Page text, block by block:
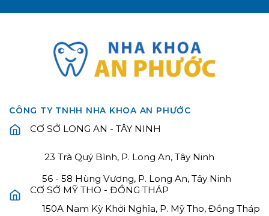
CÔNG TY TNHH NHA KHOA AN PHƯỚC
CƠ SỞ LONG AN - TÂY NINH
23 Trà Quý Bình, P. Long An, Tây Ninh
56 - 58 Hùng Vương, P. Long An, Tây Ninh
CƠ SỞ MỸ THO - ĐỒNG THÁP
150A Nam Kỳ Khởi Nghĩa, P. Mỹ Tho, Đồng Tháp